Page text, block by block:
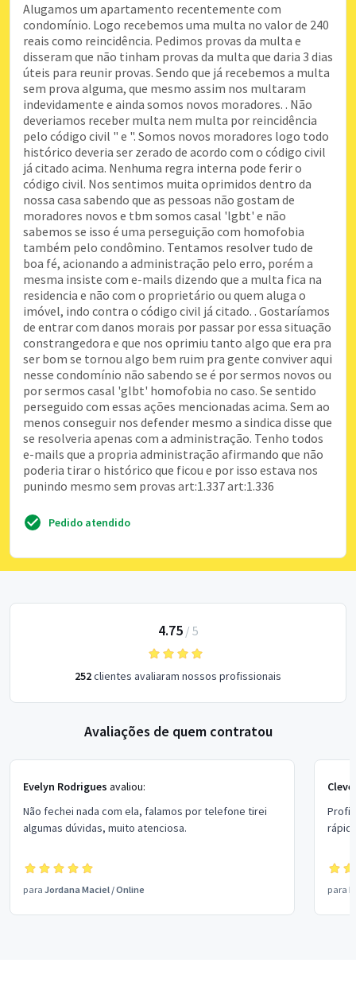
Alugamos um apartamento recentemente com
condomínio. Logo recebemos uma multa no valor de 240
reais como reincidência. Pedimos provas da multa e
disseram que não tinham provas da multa que daria 3 dias
úteis para reunir provas. Sendo que já recebemos a multa
sem prova alguma, que mesmo assim nos multaram
indevidamente e ainda somos novos moradores. . Não
deveriamos receber multa nem multa por reincidência
pelo código civil " e ". Somos novos moradores logo todo
histórico deveria ser zerado de acordo com o código civil
já citado acima. Nenhuma regra interna pode ferir o
código civil. Nos sentimos muita oprimidos dentro da
nossa casa sabendo que as pessoas não gostam de
moradores novos e tbm somos casal 'lgbt' e não
sabemos se isso é uma perseguição com homofobia
também pelo condômino. Tentamos resolver tudo de
boa fé, acionando a administração pelo erro, porém a
mesma insiste com e-mails dizendo que a multa fica na
residencia e não com o proprietário ou quem aluga o
imóvel, indo contra o código civil já citado. . Gostaríamos
de entrar com danos morais por passar por essa situação
constrangedora e que nos oprimiu tanto algo que era pra
ser bom se tornou algo bem ruim pra gente conviver aqui
nesse condomínio não sabendo se é por sermos novos ou
por sermos casal 'glbt' homofobia no caso. Se sentido
perseguido com essas ações mencionadas acima. Sem ao
menos conseguir nos defender mesmo a sindica disse que
se resolveria apenas com a administração. Tenho todos
e-mails que a propria administração afirmando que não
poderia tirar o histórico que ficou e por isso estava nos
punindo mesmo sem provas art:1.337 art:1.336
Pedido atendido
4.75/ 5
252clientes avaliaram nossos profissionais
Avaliações de quem contratou
Evelyn Rodrigues avaliou:
Não fechei nada com ela, falamos por telefone tirei
algumas dúvidas, muito atenciosa.
para Jordana Maciel /Online para